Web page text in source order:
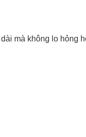
mà không lo hỏng